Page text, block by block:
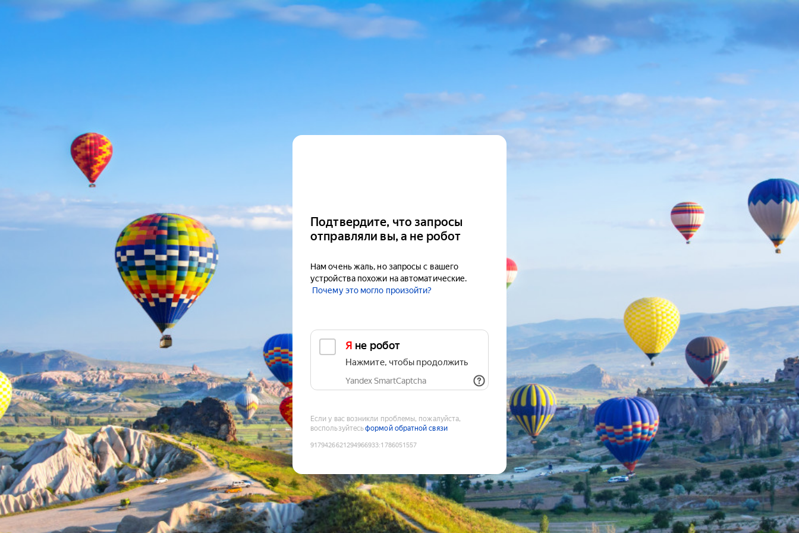
Подтвердите, что запросы
отправляли вы, а не робот
Нам очень жаль, но запросы с вашего
устройства похожи на автоматические.
Почему это могло произойти?
Я не робот
Нажмите, чтобы продолжить
Yandex SmartCaptcha
Если у вас возникли проблемы, пожалуйста,
воспользуйтесьформой обратной связи
9179426621294966933:1786051557